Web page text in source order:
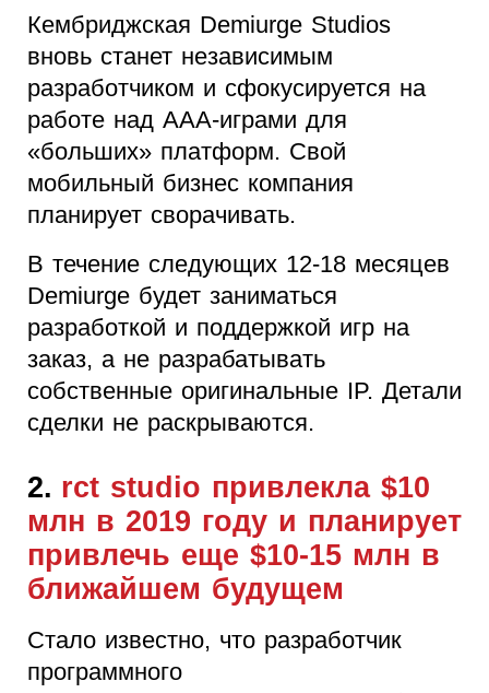
Кембриджская Demiurge Studios
вновь станет независимым
разработчиком и сфокусируется на
работе над AAA-играми для
«больших» платформ. Свой
мобильный бизнес компания
планирует сворачивать.
В течение следующих 12-18 месяцев
Demiurge будет заниматься
разработкой и поддержкой игр на
заказ, а не разрабатывать
собственные оригинальные IP. Детали
сделки не раскрываются.
2. rct studio привлекла $10
млн в 2019 году и планирует
привлечь еще $10-15 млн в
ближайшем будущем
Стало известно, что разработчик
программного